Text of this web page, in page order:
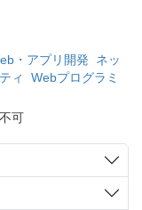
・アプリ開発
ネッ
ィ
Webプログラミ
可